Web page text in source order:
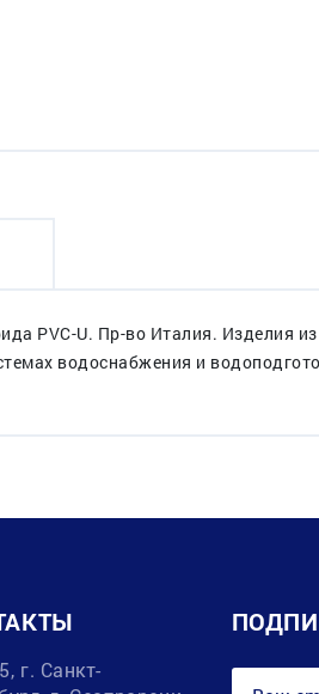
PVC-U. Пр-во Италия. Изделия
водоснабжения и
г. Санкт-